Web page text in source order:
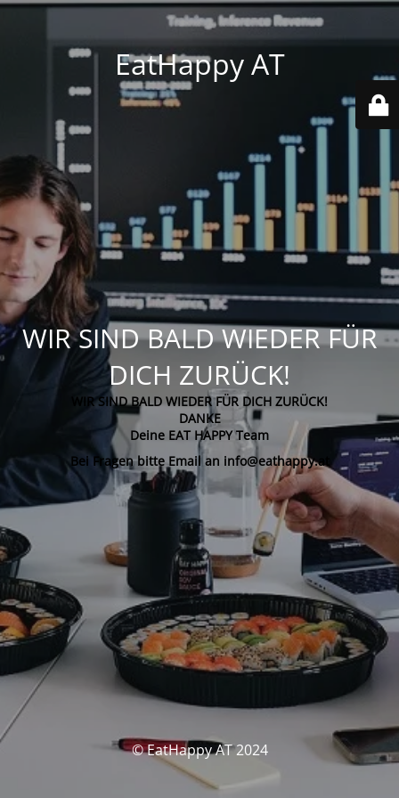
EatHappy AT
WIR SIND BALD WIEDER FÜR
DICH ZURÜCK!
WIR SIND BALD WIEDER FÜR DICH ZURÜCK!
DANKE
Deine EAT HAPPY Team
Bei Fragen bitte Email an info@eathappy.at
© EatHappy AT 2024